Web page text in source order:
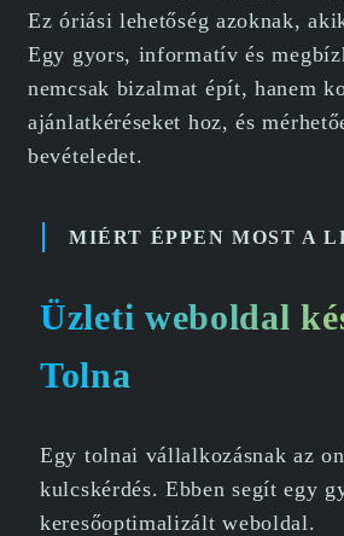
Ez óriási lehetőség azoknak,
Egy gyors, informatív és
nemcsak bizalmat épít, hanem
ajánlatkéréseket hoz, és
bevételedet.
MIÉRT ÉPPEN MOST A
Üzleti weboldal
Tolna
Egy tolnai vállalkozásnak az
kulcskérdés. Ebben segít egy
keresőoptimalizált weboldal.